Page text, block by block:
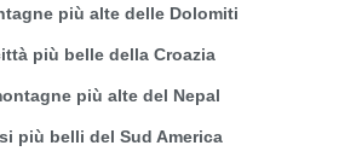
più alte delle Dolomiti
più belle della Croazia
più alte del Nepal
più belli del Sud America